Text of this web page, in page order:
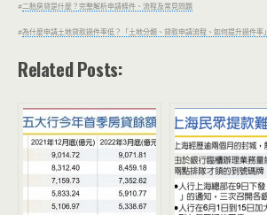
#二胎房貸是什麼？完整解析申請條件、流程及常見問題
#為什麼申請土地貸款過件率低？「土地分類、貸款申請流程、如何提升過件率」
Related Posts: